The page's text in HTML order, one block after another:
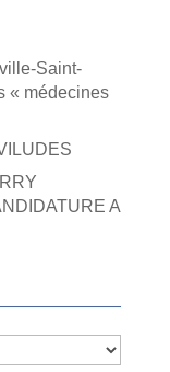
Saint-
« médecines
A